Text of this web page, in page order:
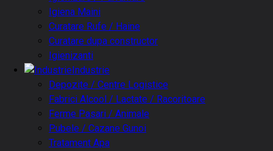
Igiena Maini
Curatare Rufe / Haine
Curatare dupa constructor
Igienizanti
Industrie
Depozite / Centre Logistice
Fabrici Alcool / Lactate / Racoritoare
Ferme Pasari / Animale
Pubele / Cazane Gunoi
Tratament Apa